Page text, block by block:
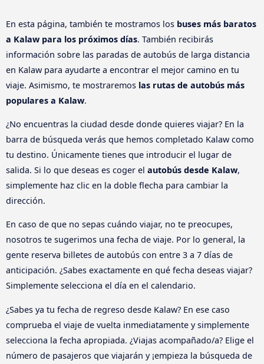
En esta página, también te mostramos los buses más baratos
a Kalaw para los próximos días. También recibirás
información sobre las paradas de autobús de larga distancia
en Kalaw para ayudarte a encontrar el mejor camino en tu
viaje. Asimismo, te mostraremos las rutas de autobús más
populares a Kalaw.
¿No encuentras la ciudad desde donde quieres viajar? En la
barra de búsqueda verás que hemos completado Kalaw como
tu destino. Únicamente tienes que introducir el lugar de
salida. Si lo que deseas es coger el autobús desde Kalaw,
simplemente haz clic en la doble flecha para cambiar la
dirección.
En caso de que no sepas cuándo viajar, no te preocupes,
nosotros te sugerimos una fecha de viaje. Por lo general, la
gente reserva billetes de autobús con entre 3 a 7 días de
anticipación. ¿Sabes exactamente en qué fecha deseas viajar?
Simplemente selecciona el día en el calendario.
¿Sabes ya tu fecha de regreso desde Kalaw? En ese caso
comprueba el viaje de vuelta inmediatamente y simplemente
selecciona la fecha apropiada. ¿Viajas acompañado/a? Elige el
número de pasajeros que viajarán y ¡empieza la búsqueda de